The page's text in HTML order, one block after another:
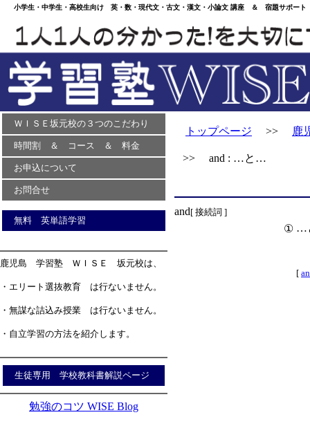
小学生・中学生・高校生向け 英・数・現代文・古文・漢文・小論文 講座 ＆ 宿題サポー
ＷＩＳＥ坂元校の３つのこだわり
時間割 ＆ コース ＆ 料金
お申込について
お問合せ
無料 英単語学習
鹿児島 学習塾 ＷＩＳＥ 坂元校は、
・エリート選抜教育 は行ないません。
・無謀な詰込み授業 は行ないません。
・自立学習の方法を紹介します。
生徒専用 学校教科書解説ページ
勉強のコツ WISE Blog
トップページ >> 鹿
>> and : …と…
and[ 接続詞 ]
① …
[